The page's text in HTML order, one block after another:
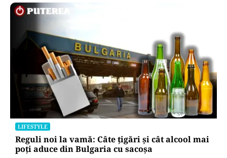
LIFESTYLE
Reguli noi la vamă: Câte țigări și cât alcool mai
poți aduce din Bulgaria cu sacoșa